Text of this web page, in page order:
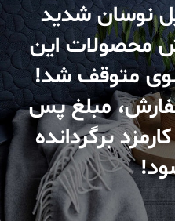
نوسان شدید
محصولات این
متوقف شد!
مبلغ پس
برگردانده